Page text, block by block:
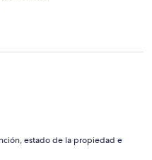
estado de la propiedad e